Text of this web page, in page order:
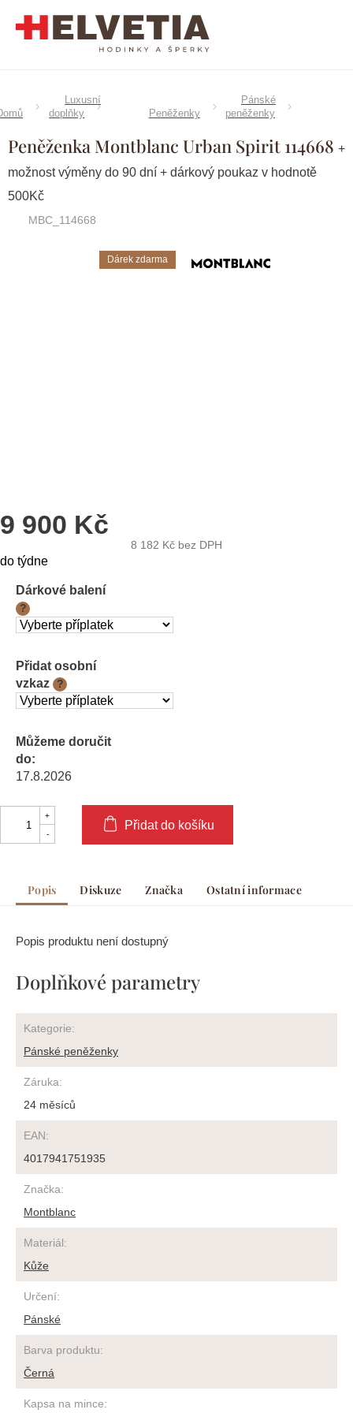
Luxusní
doplňky
Peněženky
Pánské
peněženky
Peněženka Montblanc Urban Spirit 114668 +
možnost výměny do 90 dní + dárkový poukaz v hodnotě
500Kč
MBC_114668
Dárek zdarma Značka:Montblanc
9 900 Kč
8 182 Kč bez DPH
Měrná
do týdne
Dárkové balení
?
Přidat osobní
vzkaz
?
Můžeme doručit
do:
17.8.2026
Přidat do košíku
Popis Diskuze Značka Ostatní informace
Popis produktu není dostupný
Doplňkové parametry
Kategorie:
Pánské peněženky
Záruka:
24 měsíců
EAN:
4017941751935
Značka:
Montblanc
Materiál:
Kůže
Určení:
Pánské
Barva produktu:
Černá
Kapsa na mince: